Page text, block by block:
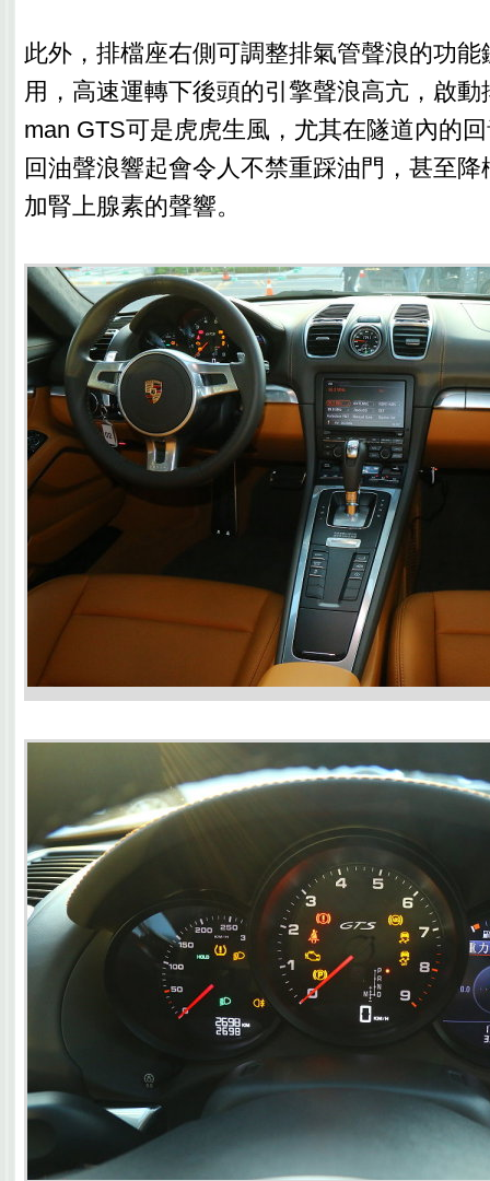
此外，排檔座右側可調整排氣管聲浪的功
用，高速運轉下後頭的引擎聲浪高亢，啟
man GTS可是虎虎生風，尤其在隧道內的
回油聲浪響起會令人不禁重踩油門，甚至
加腎上腺素的聲響。